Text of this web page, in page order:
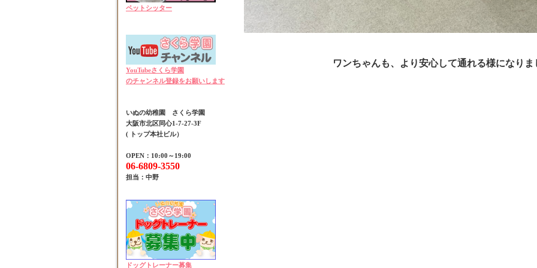
ペットシッター
YouTubeさくら学園
のチャンネル登録をお願いします
いぬの幼稚園 さくら学園
大阪市北区同心1-7-27-3F
( トップ本社ビル）
OPEN：10:00～19:00
06-6809-3550
担当：中野
ドッグトレーナー募集
ワンちゃんも、より安心して通れる様になりま